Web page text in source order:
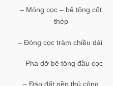
– Móng cọc – bê tông cốt
thép
– Đóng cọc tràm chiều dài
– Phá dỡ bê tông đầu cọc
– Đào đất nền thủ công